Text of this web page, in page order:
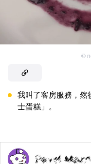
©
我叫了客房服務，然
士蛋糕」。